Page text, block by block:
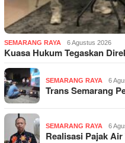
SEMARANG RAYA 6 Agustus 2026
Kuasa Hukum Tegaskan
SEMARANG RAYA 6
Trans Semarang
SEMARANG RAYA 6
Realisasi Pajak